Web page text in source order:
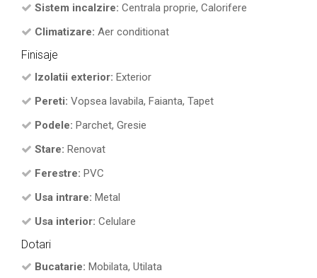
Sistem incalzire: Centrala proprie, Calorifere
Climatizare: Aer conditionat
Finisaje
Izolatii exterior: Exterior
Pereti: Vopsea lavabila, Faianta, Tapet
Podele: Parchet, Gresie
Stare: Renovat
Ferestre: PVC
Usa intrare: Metal
Usa interior: Celulare
Dotari
Bucatarie: Mobilata, Utilata